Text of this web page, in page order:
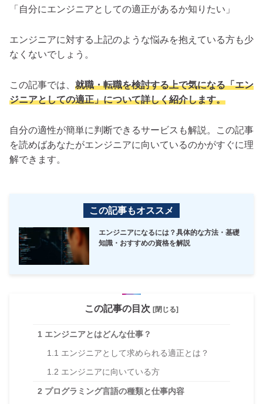
「自分にエンジニアとしての適正があるか知りたい」
エンジニアに対する上記のような悩みを抱えている方も少
なくないでしょう。
この記事では、 就職・転職を検討する上で気になる「エン
ジニアとしての適正」について詳しく紹介します。
自分の適性が簡単に判断できるサービスも解説。この記事
を読めばあなたがエンジニアに向いているのかがすぐに理
解できます。
この記事もオススメ
エンジニアになるには？具体的な方法・基礎
知識・おすすめの資格を解説
この記事の目次 [閉じる]
1 エンジニアとはどんな仕事？
1.1 エンジニアとして求められる適正とは？
1.2 エンジニアに向いている方
2 プログラミング言語の種類と仕事内容